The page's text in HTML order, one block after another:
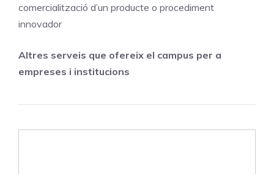
comercialització d’un producte o procediment
innovador
Altres serveis que ofereix el campus per a
empreses i institucions